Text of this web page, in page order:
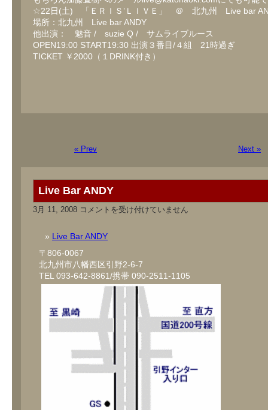
☆22日(土) 「ＥＲＩＳ’ＬＩＶＥ」 ＠ 北九州 Live bar
場所：北九州 Live bar ANDY
他出演： 魅音 / suzie Q / サムライブルース
OPEN19:00 START19:30 出演３番目/４組 21時過ぎ
TICKET ￥2000（１DRINK付き）
« Prev Next »
Live Bar ANDY
3月 11, 2008 Live
コメントを受け付けていません
Live Bar ANDY
〒806-0067
北九州市八幡西区引野2-6-7
TEL 093-642-8861/携帯 090-2511-1105